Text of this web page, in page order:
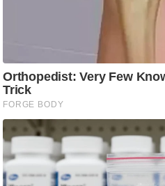
ति
वि
श्ले
ष
ण
स
म